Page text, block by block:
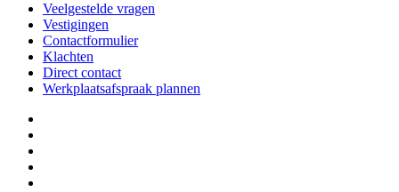
Veelgestelde vragen
Vestigingen
Contactformulier
Klachten
Direct contact
Werkplaatsafspraak plannen